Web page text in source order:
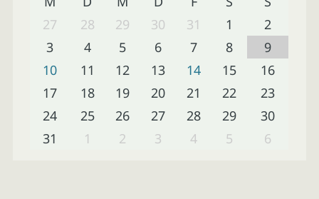
27
28 29 30 31 1
2
3
4 5 6 7 8
9
10
11 12 13 14 15
16
17
18 19 20 21 22
23
24
25 26 27 28 29
30
31
1 2 3 4 5 6